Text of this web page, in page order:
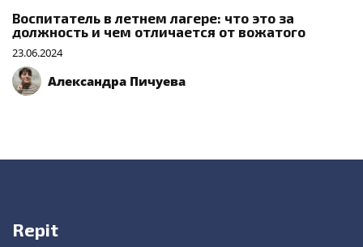
Воспитатель в летнем лагере: что это за
должность и чем отличается от вожатого
23.06.2024
Александра Пичуева
Repit